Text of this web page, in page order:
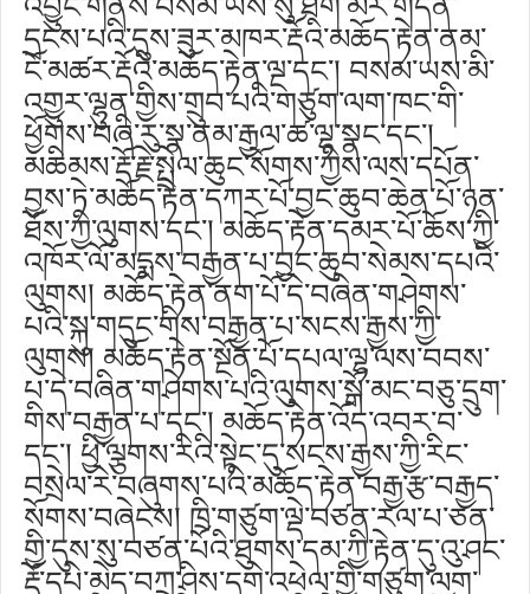
དྲངས་པའི་དུས་ཟུར་མཁར་རྡོའི་མཆོད་རྟེན་ནམ་
ངོ་མཚར་རྡོའི་མཆོད་རྟེན་ལྔ་དང༌། བསམ་ཡས་མི་
འགྱུར་ལྷུན་གྱིས་གྲུབ་པའི་གཙུག་ལག་ཁང་གི་
ཕྱོགས་བཞི་རུ་སྣ་ནམ་རྒྱལ་ཚ་ལྷ་སྣང་དང༌།
མཆིམས་རྡོ་རྗེ་སྤྲེལ་ཆུང་སོགས་ཀྱིས་ལས་དཔོན་
བྱས་ཏེ་མཆོད་རྟེན་དཀར་པོ་བྱང་ཆུབ་ཆེན་པོ་ཉན་
ཐོས་ཀྱི་ལུགས་དང༌། མཆོད་རྟེན་དམར་པོ་ཆོས་ཀྱི་
འཁོར་ལོ་མདྨས་བརྒྱན་པ་བྱང་ཆུབ་སེམས་དཔའི་
ལུགས། མཆོད་རྟེན་ནག་པོ་དེ་བཞིན་གཤེགས་
པའི་སྐུ་གདུང་གིས་བརྒྱན་པ་སངས་རྒྱས་ཀྱི་
ལུགས། མཆོད་རྟེན་སྔོན་པོ་དཔལ་ལྷ་ལས་བབས་
པ་དེ་བཞིན་གཤེགས་པའི་ལུགས་སྒོ་མང་བཅུ་དྲུག་
གིས་བརྒྱན་པ་དང༌། མཆོད་རྟེན་འོད་འབར་བ་
དང༌། ཕྱི་ལྕགས་རིའི་སྟེང་དུ་སངས་རྒྱས་ཀྱི་རིང་
བསྲེལ་རེ་བཞུགས་པའི་མཆོད་རྟེན་བརྒྱ་རྩ་བརྒྱད་
སོགས་བཞེངས། ཁྲི་གཙུག་ལྡེ་བཙན་རལ་པ་ཅན་
གྱི་དུས་སུ་བཙན་པོའི་ཐུགས་དམ་ཀྱི་རྟེན་དུ་འུ་ཤང་
རྡོ་དཔེ་མེད་བཀྲ་ཤིས་དགེ་འཕེལ་གྱི་གཙུག་ལག་